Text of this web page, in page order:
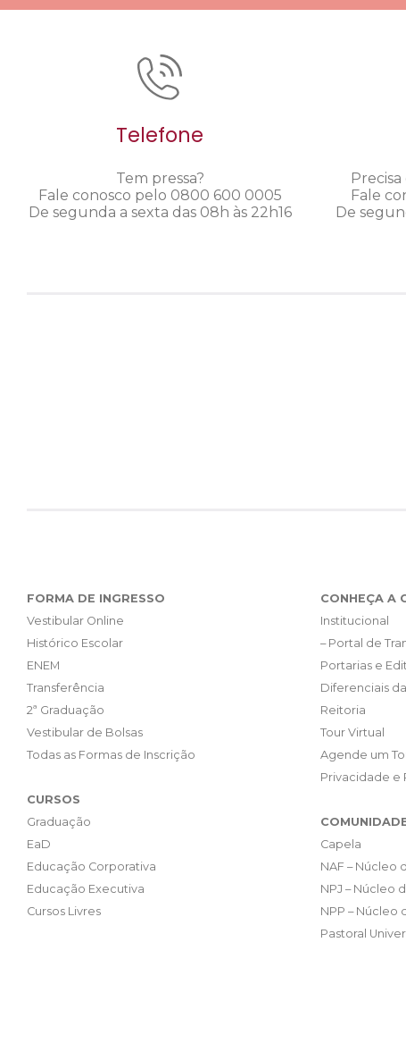
Telefone
Tem pressa?
Fale conosco pelo 0800 600 0005
De segunda a sexta das 08h às 22h16
Fale
De
FORMA DE INGRESSO
Vestibular Online
Histórico Escolar
ENEM
Transferência
2ª Graduação
Vestibular de Bolsas
Todas as Formas de Inscrição
CURSOS
Graduação
EaD
Educação Corporativa
Educação Executiva
Cursos Livres
CONHEÇA A
Institucional
– Portal de
Portarias e
Diferenciais
Reitoria
Tour Virtual
Agende um
Privacidade e
Capela
NAF – Núcleo
NPJ – Núcleo
NPP – Núcleo
Pastoral